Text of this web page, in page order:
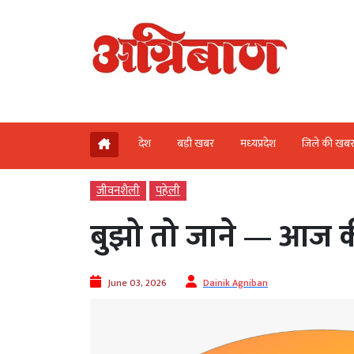
देश बड़ी खबर मध्‍यप्रदेश जिले की
जीवनशैली पहेली
बुझो तो जाने — आज
June 03, 2026 Dainik Agniban